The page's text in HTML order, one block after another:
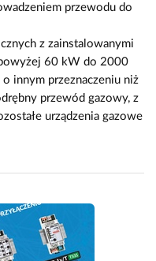
przewodu do
z zainstalowanymi
60 kW do 2000
innym przeznaczeniu niż
przewód gazowy, z
urządzenia gazowe